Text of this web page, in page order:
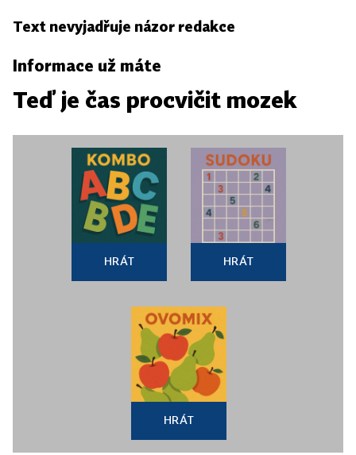
Text nevyjadřuje názor redakce
Informace už máte
Teď je čas procvičit mozek
HRÁT HRÁT
HRÁT